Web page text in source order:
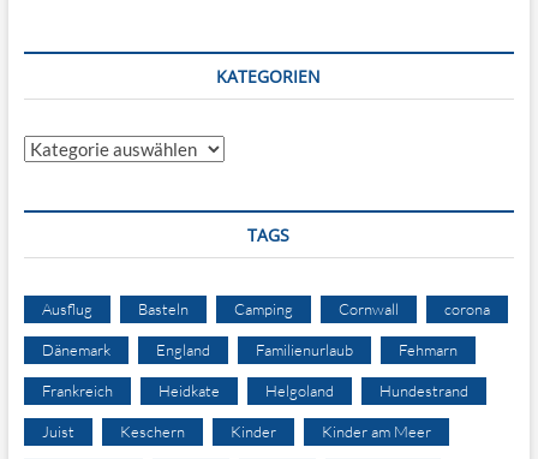
KATEGORIEN
Kategorien
TAGS
Ausflug Basteln Camping Cornwall corona
Dänemark England Familienurlaub Fehmarn
Frankreich Heidkate Helgoland Hundestrand
Juist Keschern Kinder Kinder am Meer